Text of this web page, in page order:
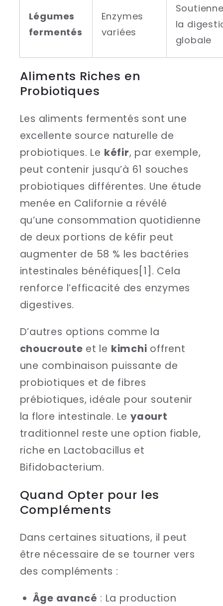
Légumes
fermentés
Enzymes
variées
la
globale
Aliments Riches en
Probiotiques
Les aliments fermentés sont une
excellente source naturelle de
probiotiques. Le kéfir, par exemple,
peut contenir jusqu’à 61 souches
probiotiques différentes. Une étude
menée en Californie a révélé
qu’une consommation quotidienne
de deux portions de kéfir peut
augmenter de 58 % les bactéries
intestinales bénéfiques[1]. Cela
renforce l’efficacité des enzymes
digestives.
D’autres options comme la
choucroute et le kimchi offrent
une combinaison puissante de
probiotiques et de fibres
prébiotiques, idéale pour soutenir
la flore intestinale. Le yaourt
traditionnel reste une option fiable,
riche en Lactobacillus et
Bifidobacterium.
Quand Opter pour les
Compléments
Dans certaines situations, il peut
être nécessaire de se tourner vers
des compléments :
Âge avancé : La production